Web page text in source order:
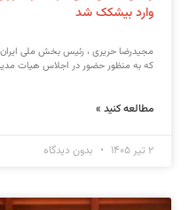
وارد بیشکک شد
مجیدرضا حریری ، رئیس بخش ملی ایران
که به منظور حضور در اجلاس هیات
مطالعه کنید »
۲ تیر ۱۴۰۵ بدون دیدگاه